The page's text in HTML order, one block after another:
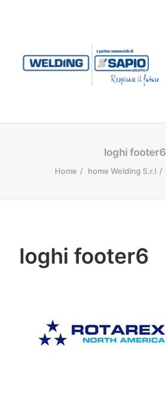
PRODOTTI
DOWNLOAD
RICERCA
loghi footer6
Home home Welding S.r.l
loghi footer6